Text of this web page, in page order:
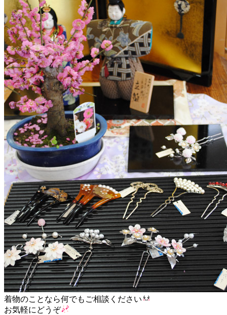
着物のことなら何でもご相談ください
お気軽にどうぞ